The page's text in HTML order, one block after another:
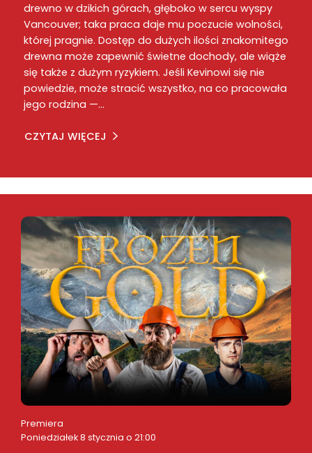
drewno w dzikich górach, głęboko w sercu wyspy
Vancouver; taka praca daje mu poczucie wolności,
której pragnie. Dostęp do dużych ilości znakomitego
drewna może zapewnić świetne dochody, ale wiąże
się także z dużym ryzykiem. Jeśli Kevinowi się nie
powiedzie, może stracić wszystko, na co pracowała
jego rodzina —…
CZYTAJ WIĘCEJ
Premiera
Poniedziałek 8 stycznia o 21:00